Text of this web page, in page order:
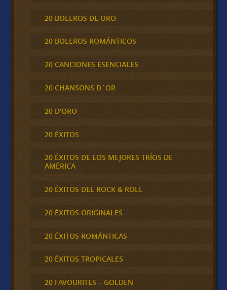
20 BOLEROS DE ORO
20 BOLEROS ROMÁNTICOS
20 CANCIONES ESENCIALES
20 CHANSONS D´OR
20 D'ORO
20 ÉXITOS
20 ÉXITOS DE LOS MEJORES TRÍOS DE
AMÉRICA
20 ÉXITOS DEL ROCK & ROLL
20 ÉXITOS ORIGINALES
20 ÉXITOS ROMÁNTICAS
20 ÉXITOS TROPICALES
20 FAVOURITES – GOLDEN